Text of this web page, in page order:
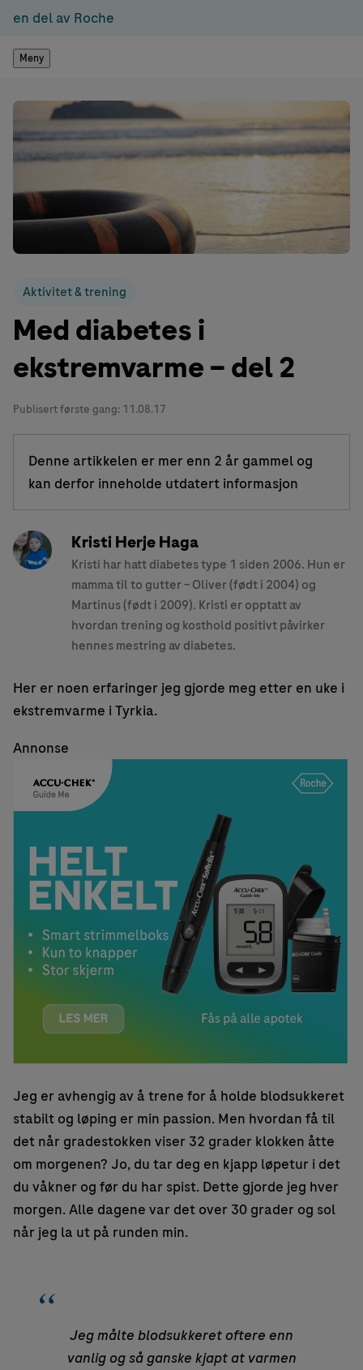
en del av Roche
Meny
Aktivitet & trening
Med diabetes i
ekstremvarme – del 2
Publisert første gang: 11.08.17
Denne artikkelen er mer enn 2 år gammel og
kan derfor inneholde utdatert informasjon
Kristi Herje Haga
Kristi har hatt diabetes type 1 siden 2006. Hun er
mamma til to gutter – Oliver (født i 2004) og
Martinus (født i 2009). Kristi er opptatt av
hvordan trening og kosthold positivt påvirker
hennes mestring av diabetes.
Her er noen erfaringer jeg gjorde meg etter en uke i
ekstremvarme i Tyrkia.
Annonse
Jeg er avhengig av å trene for å holde blodsukkeret
stabilt og løping er min passion. Men hvordan få til
det når gradestokken viser 32 grader klokken åtte
om morgenen? Jo, du tar deg en kjapp løpetur i det
du våkner og før du har spist. Dette gjorde jeg hver
morgen. Alle dagene var det over 30 grader og sol
når jeg la ut på runden min.
Jeg målte blodsukkeret oftere enn
vanlig og så ganske kjapt at varmen